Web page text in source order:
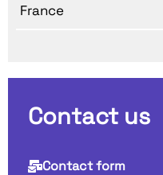
France
Contact us
Contact form